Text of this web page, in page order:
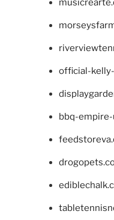
official-
bbq-empire-